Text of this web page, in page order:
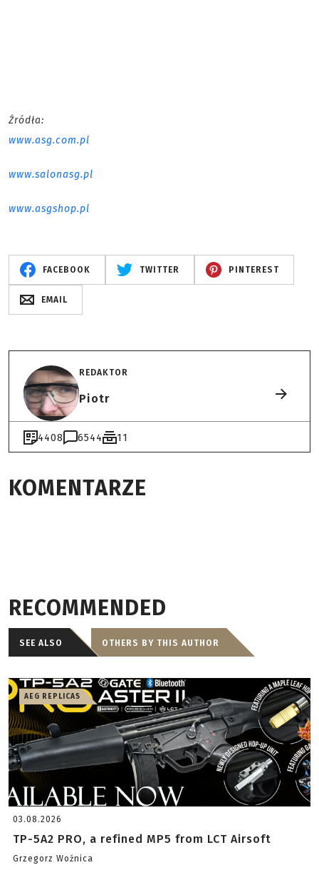
Źródła:
www.asg.com.pl
www.salonasg.pl
www.asgshop.pl
FACEBOOK TWITTER PINTEREST
EMAIL
REDAKTOR
Piotr
4408 6544 11
KOMENTARZE
RECOMMENDED
SEE ALSO OTHERS BY THIS AUTHOR
AEG REPLICAS
03.08.2026
TP-5A2 PRO, a refined MP5 from LCT Airsoft
Grzegorz Woźnica